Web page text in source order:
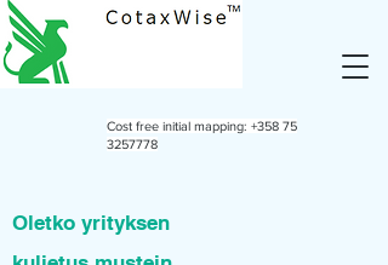
Cost free initial mapping: +358 75
3257778
Oletko yrityksen